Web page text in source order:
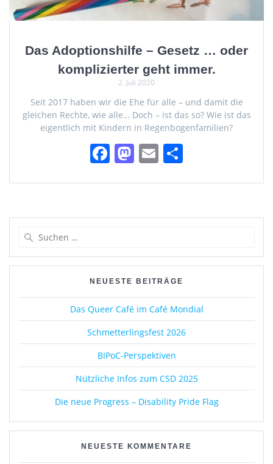
Das Adoptionshilfe – Gesetz … oder
komplizierter geht immer.
2. Juli 2020
Seit 2017 haben wir die Ehe für alle – und damit die
gleichen Rechte, wie alle… Doch – ist das so? Wie ist das
eigentlich mit Kindern in Regenbogenfamilien?
F
c
e
o
o
k
M
st
o
o
n
E
ai
l
le
n
NEUESTE BEITRÄGE
Das Queer Café im Café Mondial
Schmetterlingsfest 2026
BIPoC-Perspektiven
Nützliche Infos zum CSD 2025
Die neue Progress – Disability Pride Flag
NEUESTE KOMMENTARE